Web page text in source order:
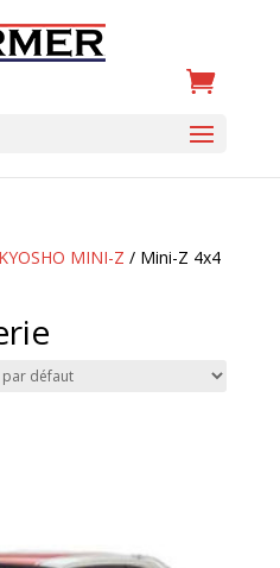
KYOSHO MINI-Z / Mini-Z 4x4